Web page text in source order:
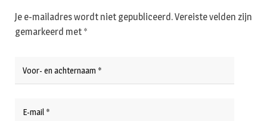
Je e-mailadres wordt niet gepubliceerd.Vereiste velden zijn
gemarkeerd met *